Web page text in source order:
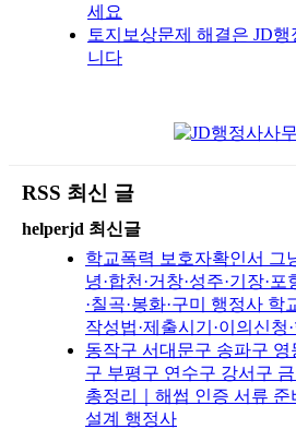
세요
토지보상문제 해결은 JD
니다
RSS 최신 글
helperjd 최신글
학교폭력 보호자확인서 그
녕·합천·거창·성주·기장·포
·칠곡·봉화·구미 행정사 학
작성법·제출시기·이의신청
동작구 서대문구 송파구
구 부평구 연수구 강서구
총정리｜해썹 인증 서류 준
설계 행정사